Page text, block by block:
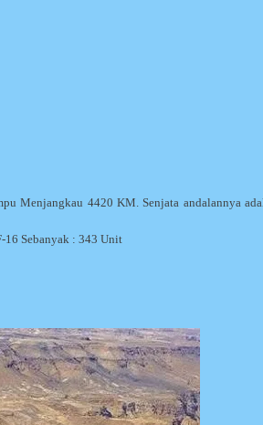
Menjangkau 4420 KM. Senjata andalannya
16 Sebanyak : 343 Unit